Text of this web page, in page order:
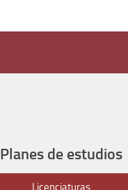
Planes de estudios
Licenciaturas